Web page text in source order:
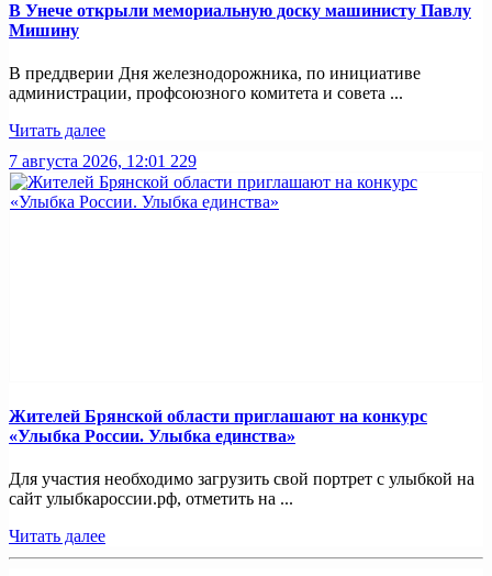
В Унече открыли мемориальную доску машинисту Павлу
Мишину
В преддверии Дня железнодорожника, по инициативе
администрации, профсоюзного комитета и совета ...
Читать далее
7 августа 2026, 12:01 229
Жителей Брянской области приглашают на конкурс
«Улыбка России. Улыбка единства»
Для участия необходимо загрузить свой портрет с улыбкой на
сайт улыбкароссии.рф, отметить на ...
Читать далее